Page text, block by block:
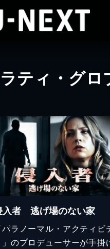
ラティ・グ
入者 逃げ場のない家
パラノーマル・アクティビ
」のプロデューサーが手掛